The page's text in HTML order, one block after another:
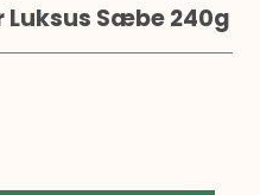
Sæbe 240g